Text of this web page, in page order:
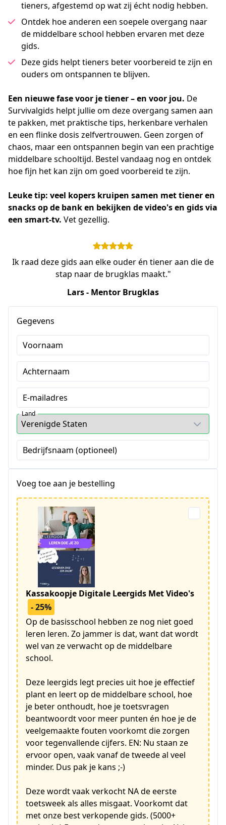
tieners, afgestemd op wat zij écht nodig hebben.
Ontdek hoe anderen een soepele overgang naar
de middelbare school hebben ervaren met deze
gids.
Deze gids helpt tieners beter voorbereid te zijn en
ouders om ontspannen te blijven.
Een nieuwe fase voor je tiener – en voor jou. De
Survivalgids helpt jullie om deze overgang samen aan
te pakken, met praktische tips, herkenbare verhalen
en een flinke dosis zelfvertrouwen. Geen zorgen of
chaos, maar een ontspannen begin van een prachtige
middelbare schooltijd. Bestel vandaag nog en ontdek
hoe fijn het kan zijn om goed voorbereid te zijn.
Leuke tip: veel kopers kruipen samen met tiener en
snacks op de bank en bekijken de video's en gids via
een smart-tv. Vet gezellig.
Ik raad deze gids aan elke ouder én tiener aan die de
stap naar de brugklas maakt."
Lars - Mentor Brugklas
Gegevens
Voornaam
Achternaam
E-mailadres
Land
Bedrijfsnaam (optioneel)
Voeg toe aan je bestelling
Kassakoopje Digitale Leergids Met Video's
- 25%
Op de basisschool hebben ze nog niet goed
leren leren. Zo jammer is dat, want dat wordt
wel van ze verwacht op de middelbare
school.
Deze leergids legt precies uit hoe je effectief
plant en leert op de middelbare school, hoe
je beter onthoudt, hoe je toetsvragen
beantwoordt voor meer punten én hoe je de
veelgemaakte fouten voorkomt die zorgen
voor tegenvallende cijfers. EN: Nu staan ze
ervoor open, vaak vanaf de tweede al veel
minder. Dus pak je kans ;-)
Deze wordt vaak verkocht NA de eerste
toetsweek als alles misgaat. Voorkomt dat
met onze best verkopende gids. (5000+